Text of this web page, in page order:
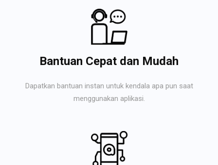
Bantuan Cepat dan Mudah
Dapatkan bantuan instan untuk kendala apa pun saat
menggunakan aplikasi.